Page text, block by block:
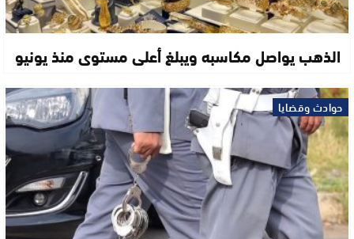
الذهب يواصل مكاسبه ويبلغ أعلى مستوى منذ يونيو
حوادث وقضايا